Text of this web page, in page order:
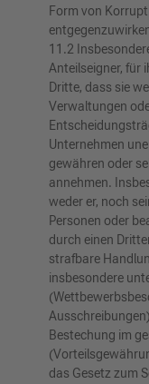
Form von
11.2
Anteilseigner, für
Dritte, dass sie
Verwaltungen
Unternehmen
gewähren oder
annehmen.
weder er, noch
Personen oder
durch einen
strafbare
insbesondere
Bestechung im
das Gesetz zum